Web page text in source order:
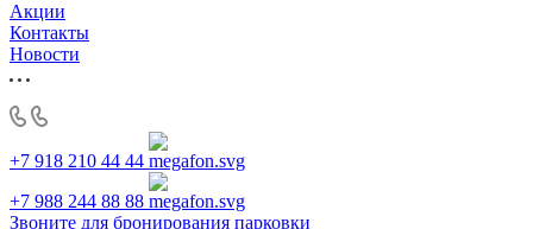
Акции
Контакты
Новости
+7 918 210 44 44
+7 988 244 88 88
Звоните для бронирования парковки